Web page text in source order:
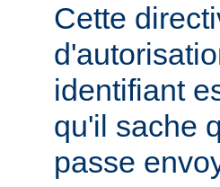
Cette
identifiant
qu'il sache
passe